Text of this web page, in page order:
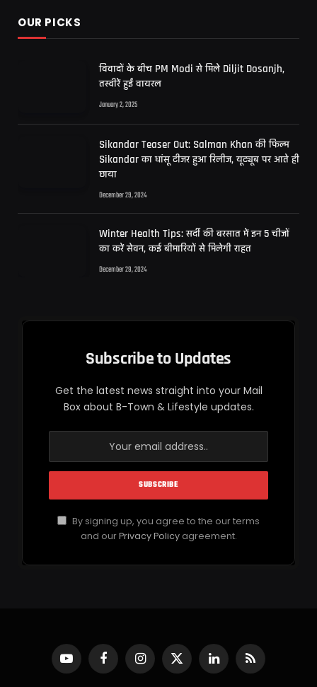
OUR PICKS
विवादों के बीच PM Modi से मिले Diljit Dosanjh,
तस्वीरें हुईं वायरल
January 2, 2025
Sikandar Teaser Out: Salman Khan की फिल्म
Sikandar का धांसू टीजर हुआ रिलीज, यूट्यूब पर आते ही
छाया
December 29, 2024
Winter Health Tips: सर्दी की बरसात में इन 5 चीजों
का करें सेवन, कई बीमारियों से मिलेगी राहत
December 29, 2024
Subscribe to Updates
Get the latest news straight into your Mail
Box about B-Town & Lifestyle updates.
By signing up, you agree to the our terms
and ourPrivacy Policyagreement.
YouTubeFacebookInstagram
X
(Twitter)
LinkedInRSS